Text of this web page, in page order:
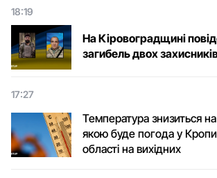
18:19
На Кіровоградщині
загибель двох
17:27
Температура знизиться на
якою буде погода у
області на вихідних